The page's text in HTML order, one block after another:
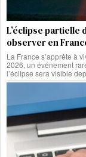
L’éclipse partielle
observer en
La France s’apprête à
2026, un événement
l’éclipse sera visible